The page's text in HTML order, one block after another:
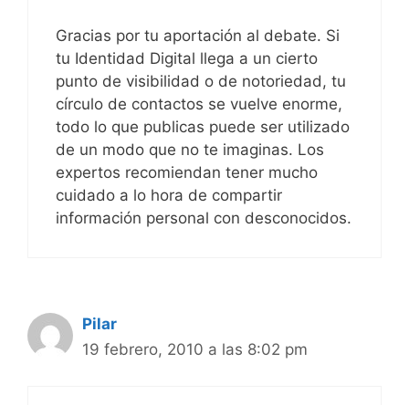
Gracias por tu aportación al debate. Si
tu Identidad Digital llega a un cierto
punto de visibilidad o de notoriedad, tu
círculo de contactos se vuelve enorme,
todo lo que publicas puede ser utilizado
de un modo que no te imaginas. Los
expertos recomiendan tener mucho
cuidado a lo hora de compartir
información personal con desconocidos.
Pilar
19 febrero, 2010 a las 8:02 pm